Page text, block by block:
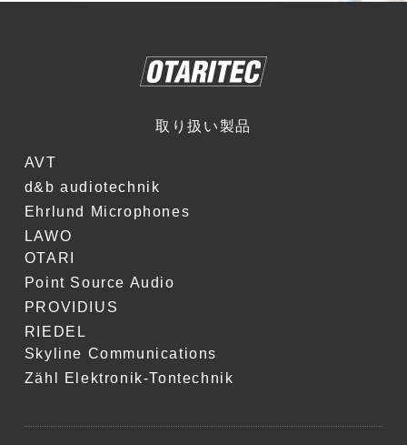
取り扱い製品
AVT
d&b audiotechnik
Ehrlund Microphones
LAWO
OTARI
Point Source Audio
PROVIDIUS
RIEDEL
Skyline Communications
Zähl Elektronik-Tontechnik